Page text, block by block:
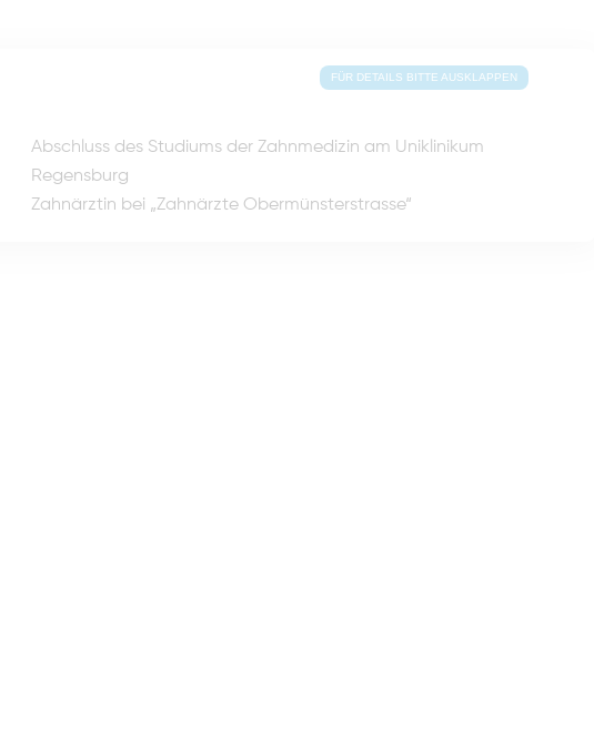
FÜR DETAILS BITTE AUSKLAPPEN
Abschluss des Studiums der Zahnmedizin am Uniklinikum
Regensburg
Zahnärztin bei „Zahnärzte Obermünsterstrasse“